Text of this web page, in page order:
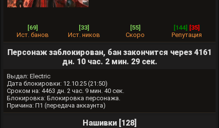
[69]
Ист. банов
[33]
Ист. ников
[55]
Скоро
[144] [35]
Репутация
Персонаж заблокирован, бан закончится через 4161
дн. 10 час. 2 мин. 29 сек.
Выдал: Electric
Дата блокировки: 12.10.25 (21:50)
Cроком на: 4463 дн. 2 час. 9 мин. 40 сек.
Блокировка: Блокировка персонажа.
Причина: П1 (передача аккаунта)
Нашивки [128]